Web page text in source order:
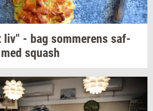
liv" - bag som­me­rens saf­
med squash